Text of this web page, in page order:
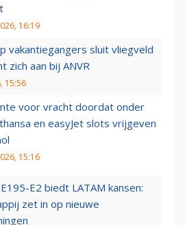
16:19
vakantiegangers sluit vliegveld
zich aan bij ANVR
15:56
voor vracht doordat onder
en easyJet slots vrijgeven
15:16
E2 biedt LATAM kansen:
zet in op nieuwe